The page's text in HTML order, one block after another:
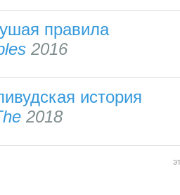
правила
2016
история
2018